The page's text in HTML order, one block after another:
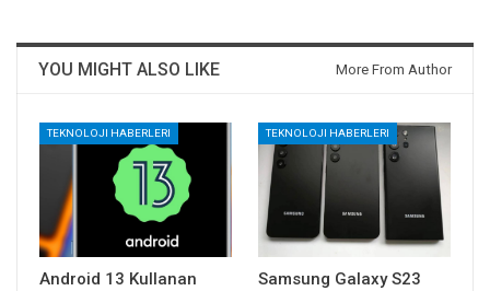
YOU MIGHT ALSO LIKE More From Author
TEKNOLOJI HABERLERI
Android 13 Kullanan
TEKNOLOJI HABERLERI
Samsung Galaxy S23